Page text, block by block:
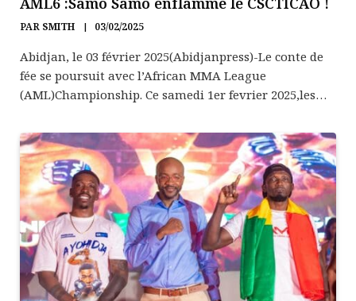
PAR SMITH 03/02/2025
Abidjan, le 03 février 2025(Abidjanpress)-Le conte de
fée se poursuit avec l’African MMA League
(AML)Championship. Ce samedi 1er fevrier 2025,les…